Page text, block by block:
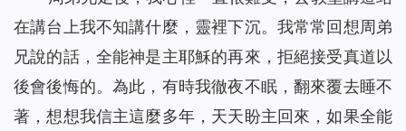
在講台上我不知講什麼，靈裡下沉。我常常回想周弟
兄說的話，全能神是主耶穌的再來，拒絕接受真道以
後會後悔的。為此，有時我徹夜不眠，翻來覆去睡不
著，想想我信主這麼多年，天天盼主回來，如果全能